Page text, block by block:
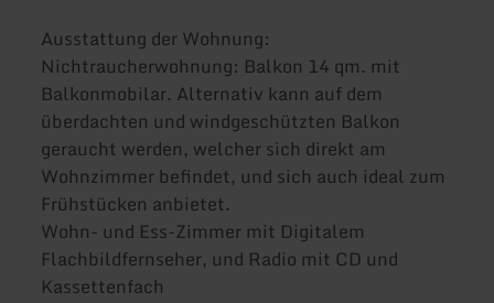
Ausstattung der Wohnung:
Nichtraucherwohnung: Balkon 14 qm. mit
Balkonmobilar. Alternativ kann auf dem
überdachten und windgeschützten Balkon
geraucht werden, welcher sich direkt am
Wohnzimmer befindet, und sich auch ideal zum
Frühstücken anbietet.
Wohn- und Ess-Zimmer mit Digitalem
Flachbildfernseher, und Radio mit CD und
Kassettenfach